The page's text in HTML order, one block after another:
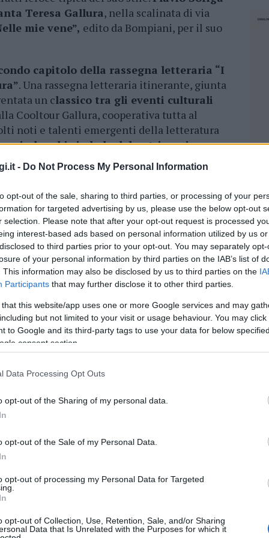
- Do Not Process My Personal Information
opt-out of the sale, sharing to third parties, or processing of your
for targeted advertising by us, please use the below opt-out
selection. Please note that after your opt-out request is processed
interest-based ads based on personal information utilized by us
to third parties prior to your opt-out. You may separately
of your personal information by third parties on the IAB’s list of
This information may also be disclosed by us to third parties on the
Participants that may further disclose it to other third parties.
that this website/app uses one or more Google services and may
but not limited to your visit or usage behaviour. You may
to Google and its third-party tags to use your data for below
consent section.
Data Processing Opt Outs
opt-out of the Sharing of my personal data.
opt-out of the Sale of my Personal Data.
opt-out of processing my Personal Data for Targeted
opt-out of Collection, Use, Retention, Sale, and/or Sharing
Data that Is Unrelated with the Purposes for which it
Teresa Gallura, nella scalinata di via
mie vene”, edito da Bompiani, per il suo
capitolo della rassegna letteraria “I
. Una rassegna letteraria itinerante, giunta
un classico tra gli eventi culturali
Cooltour Gallura, cooperativa tutta al
noti e talenti emergenti della letteratura
in luoghi simbolo del patrimonio
chiacchierata, con la lettura di brevi
altro autore sardo, capace di anticipare il
scrittura appassionata e appassionante,
rap– ha sottolineato Mannoni -. La
del romanzo di Flavio, richiama i tempi
Sardegna assume i contorni di un vero e
possa essere un vero e proprio
libro per raccontare l’essere paesano,
emiliano, che rappresenta una differenza
Soriga -. Tra Uta e Cagliari, dove sono
esiste un abisso, 14 classi sociali di
con il pubblico, Soriga, secondo sua
il suo essere scrittore calandosi nella
spiegare, a tratti con emozione, cosa
che la forza della famiglia è riuscita
presenza. In questo senso emblematica la
Teresa Gallura, di cui Soriga ha difeso
e raccolta di sangue, senza la quale